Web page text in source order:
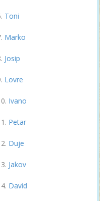
Toni
Marko
Josip
Lovre
Ivano
Petar
Duje
Jakov
David